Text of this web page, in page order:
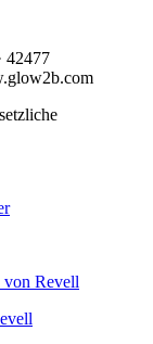
42477
von Revell